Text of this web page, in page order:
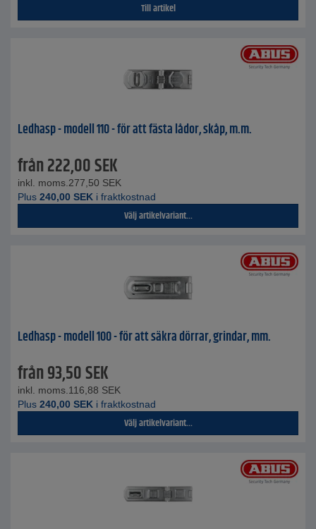
Till artikel
Ledhasp - modell 110 - för att fästa lådor, skåp, m.m.
från222,00SEK
inkl. moms. 277,50 SEK
Plus 240,00 SEK i fraktkostnad
Välj artikelvariant...
Ledhasp - modell 100 - för att säkra dörrar, grindar, mm.
från93,50SEK
inkl. moms. 116,88 SEK
Plus 240,00 SEK i fraktkostnad
Välj artikelvariant...